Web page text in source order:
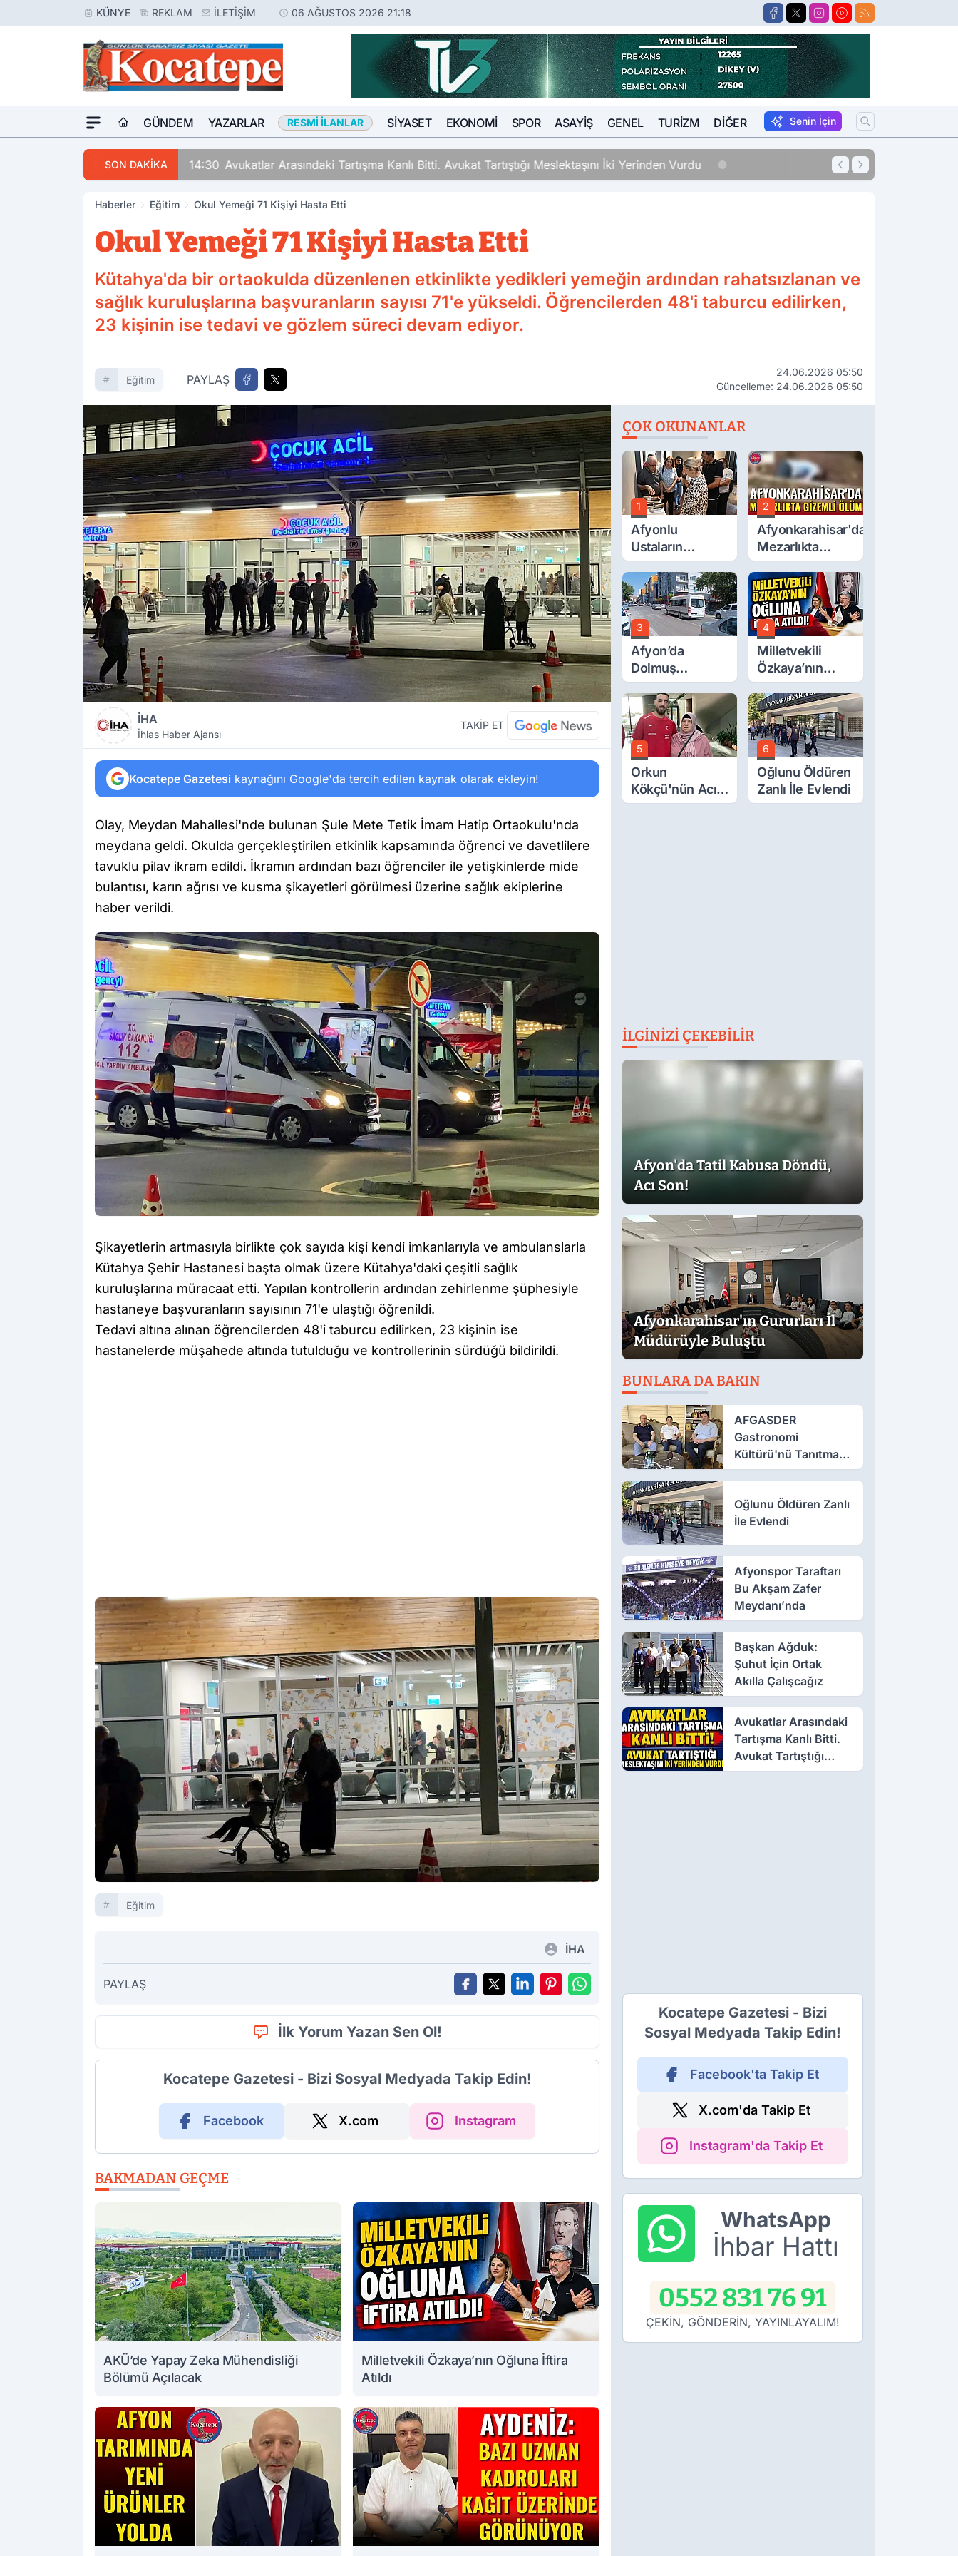
KÜNYE REKLAM İLETIŞIM 06 AĞUSTOS 2026 21:18
GÜNDEM YAZARLAR RESMI İLANLAR SIYASET EKONOMI SPOR ASAYIŞ GENEL TURIZM DIĞER Senin İçin
SON DAKİKA 14:30 Avukatlar Arasındaki Tartışma Kanlı Bitti. Avukat Tartıştığı Meslektaşını İki Yerinden Vurdu 12:33
Haberler Eğitim Okul Yemeği 71 Kişiyi Hasta Etti
Okul Yemeği 71 Kişiyi Hasta Etti
Kütahya'da bir ortaokulda düzenlenen etkinlikte yedikleri yemeğin ardından rahatsızlanan ve
sağlık kuruluşlarına başvuranların sayısı 71'e yükseldi. Öğrencilerden 48'i taburcu edilirken,
23 kişinin ise tedavi ve gözlem süreci devam ediyor.
Eğitim PAYLAŞ
24.06.2026 05:50
Güncelleme: 24.06.2026 05:50
İHA
İhlas Haber Ajansı
TAKİP ET
Kocatepe Gazetesi kaynağını Google'da tercih edilen kaynak olarak ekleyin!
Olay, Meydan Mahallesi'nde bulunan Şule Mete Tetik İmam Hatip Ortaokulu'nda
meydana geldi. Okulda gerçekleştirilen etkinlik kapsamında öğrenci ve davetlilere
tavuklu pilav ikram edildi. İkramın ardından bazı öğrenciler ile yetişkinlerde mide
bulantısı, karın ağrısı ve kusma şikayetleri görülmesi üzerine sağlık ekiplerine
haber verildi.
Şikayetlerin artmasıyla birlikte çok sayıda kişi kendi imkanlarıyla ve ambulanslarla
Kütahya Şehir Hastanesi başta olmak üzere Kütahya'daki çeşitli sağlık
kuruluşlarına müracaat etti. Yapılan kontrollerin ardından zehirlenme şüphesiyle
hastaneye başvuranların sayısının 71'e ulaştığı öğrenildi.
Tedavi altına alınan öğrencilerden 48'i taburcu edilirken, 23 kişinin ise
hastanelerde müşahede altında tutulduğu ve kontrollerinin sürdüğü bildirildi.
Eğitim
İHA
PAYLAŞ
İlk Yorum Yazan Sen Ol!
Kocatepe Gazetesi - Bizi Sosyal Medyada Takip Edin!
Facebook X.com Instagram
BAKMADAN GEÇME
AKÜ’de Yapay Zeka Mühendisliği
Bölümü Açılacak
Milletvekili Özkaya’nın Oğluna İftira
Atıldı
ÇOK OKUNANLAR
1
Afyonlu
Ustaların
Eserleri
Görücüye Çıktı
2
Afyonkarahisar'da
Mezarlıkta
Gizemli Ölüm
3
Afyon’da
Dolmuş
Ücretlerine
Yüzde 40 Zam
Talebi
4
Milletvekili
Özkaya’nın
Oğluna İftira
Atıldı
5
Orkun
Kökçü'nün Acı
Günü... Cenaze
6
Oğlunu Öldüren
Zanlı İle Evlendi
İLGINIZI ÇEKEBILIR
Afyon'da Tatil Kabusa Döndü,
Acı Son!
Afyonkarahisar'ın Gururları İl
Müdürüyle Buluştu
BUNLARA DA BAKIN
AFGASDER
Gastronomi
Kültürü'nü Tanıtmak
İçin Çalışıyor
Oğlunu Öldüren Zanlı
İle Evlendi
Afyonspor Taraftarı
Bu Akşam Zafer
Meydanı’nda
Başkan Ağduk:
Şuhut İçin Ortak
Akılla Çalışcağız
Avukatlar Arasındaki
Tartışma Kanlı Bitti.
Avukat Tartıştığı
Meslektaşını İki
Kocatepe Gazetesi - Bizi
Sosyal Medyada Takip Edin!
Facebook'ta Takip Et
X.com'da Takip Et
Instagram'da Takip Et
WhatsApp
İhbar Hattı
0552 831 76 91
ÇEKİN, GÖNDERİN, YAYINLAYALIM!